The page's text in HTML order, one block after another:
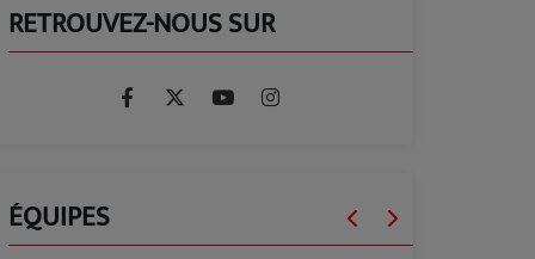
RETROUVEZ-NOUS SUR
ÉQUIPES